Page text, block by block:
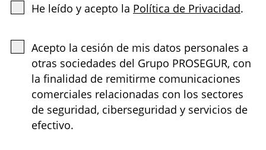
He leído y acepto la Política de Privacidad.
Acepto la cesión de mis datos personales a
otras sociedades del Grupo PROSEGUR, con
la finalidad de remitirme comunicaciones
comerciales relacionadas con los sectores
de seguridad, ciberseguridad y servicios de
efectivo.